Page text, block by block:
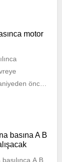
motor
önce
basına A B
A B